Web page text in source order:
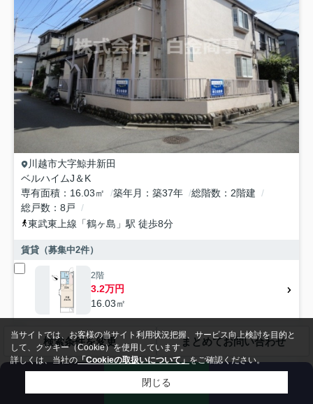
川越市大字鯨井新田
ベルハイムJ＆K
専有面積
16.03㎡ 築年月 築37年 総階数
2階建
総戸数
8戸
東武東上線 「鶴ヶ島 」駅 徒歩8分
賃貸（募集中2件）
2階
3.2万円
16.03㎡
2階
3.2万円
16.03㎡
検索条件を変更 まとめてお問い合わせ
お問い合わせ
当サイトでは、お客様の当サイト利用状況把握、サービス向上検討を目的と
して、クッキー（Cookie）を使用しています。
詳しくは、当社の「Cookieの取扱いについて」をご確認ください。
閉じる